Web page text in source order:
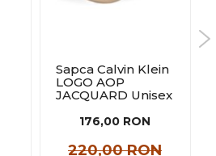
Sapca Calvin Klein
LOGO AOP
JACQUARD Unisex
176,00 RON
220,00 RON